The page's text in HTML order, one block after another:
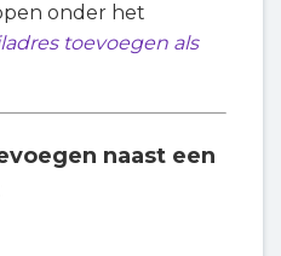
onder het
toevoegen als
naast een